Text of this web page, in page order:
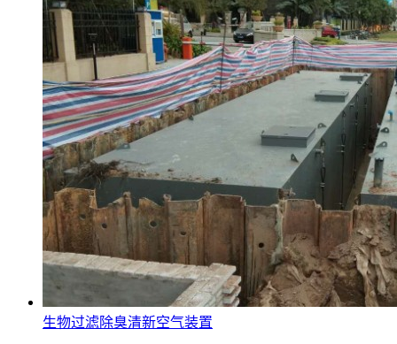
生物过滤除臭清新空气装置